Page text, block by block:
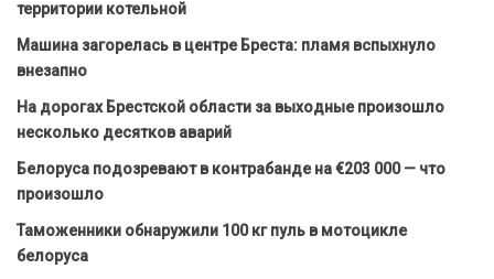
территории котельной
Машина загорелась в центре Бреста: пламя вспыхнуло
внезапно
На дорогах Брестской области за выходные произошло
несколько десятков аварий
Белоруса подозревают в контрабанде на €203 000 — что
произошло
Таможенники обнаружили 100 кг пуль в мотоцикле
белоруса